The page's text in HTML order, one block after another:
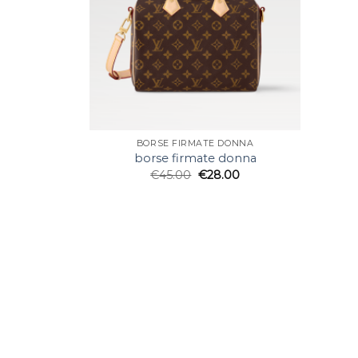
BORSE FIRMATE DONNA
borse firmate donna
€45.00 €28.00